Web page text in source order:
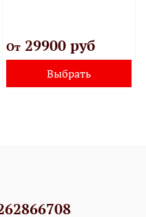
От29900 руб
Выбрать